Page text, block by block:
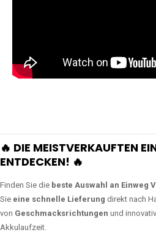
🔥 DIE MEISTVERKAUFTEN
ENTDECKEN! 🔥
Finden Sie die beste Auswahl an Einweg
Sie eine schnelle Lieferung direkt nach
von Geschmacksrichtungen und
Akkulaufzeit.